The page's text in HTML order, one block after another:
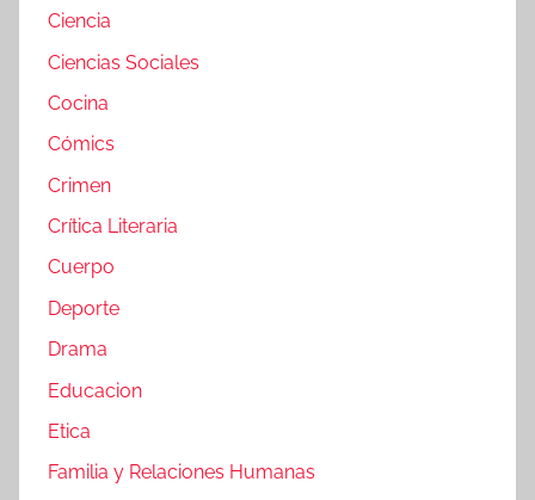
Ciencia
Ciencias Sociales
Cocina
Cómics
Crimen
Crítica Literaria
Cuerpo
Deporte
Drama
Educacion
Etica
Familia y Relaciones Humanas